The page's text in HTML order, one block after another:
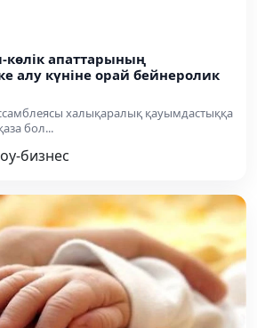
апаттарының
алу күніне орай бейнеролик
халықаралық қауымдастыққа
бол...
бизнес